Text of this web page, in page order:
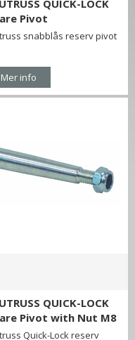
QUICK-LOCK
Pivot
snabblås reserv pivot
Mer info
QUICK-LOCK
Pivot with Nut M8
Quick-Lock reserv